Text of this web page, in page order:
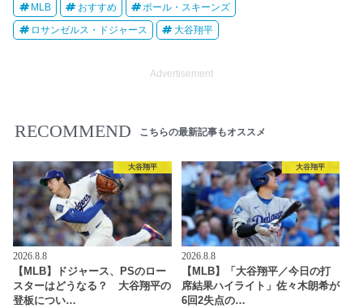
MLB おすすめ ポール・スキーンズ
ロサンゼルス・ドジャース 大谷翔平
Advertisement
RECOMMEND こちらの最新記事もオススメ
大谷翔平
2026.8.8
【MLB】ドジャース、PSのロー
スターはどうなる？ 大谷翔平の
登板につい…
大谷翔平
2026.8.8
【MLB】「大谷翔平／今日の打
席結果ハイライト」佐々木朗希が
6回2失点の…